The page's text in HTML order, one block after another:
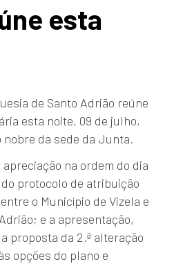
esta
de Santo Adrião reúne
esta noite, 09 de julho,
nobre da sede da Junta.
na ordem do dia
protocolo de atribuição
o Município de Vizela e
e a apresentação,
proposta da 2.ª alteração
opções do plano e